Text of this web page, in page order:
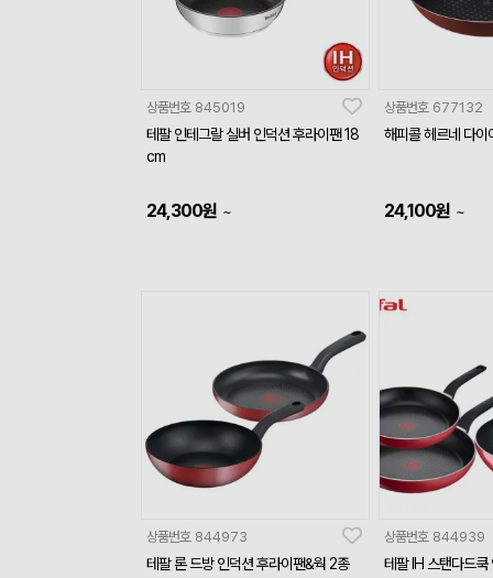
상품번호 845019
테팔 인테그랄 실버 인덕션 후라이팬 18
cm
24,300원 ~
상품번호 677132
해피콜 헤르네 다이
24,100원 ~
상품번호 844973
테팔 론 드방 인덕션 후라이팬&웍 2종
상품번호 844939
테팔 IH 스탠다드쿡